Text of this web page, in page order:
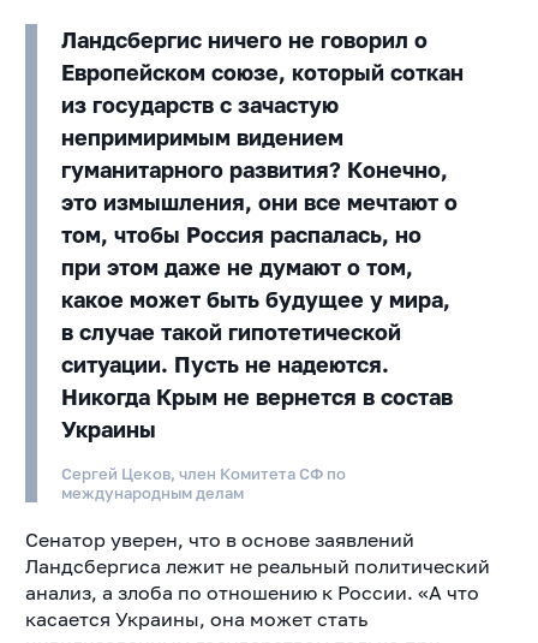
Ландсбергис ничего не говорил о
Европейском союзе, который соткан
из государств с зачастую
непримиримым видением
гуманитарного развития? Конечно,
это измышления, они все мечтают о
том, чтобы Россия распалась, но
при этом даже не думают о том,
какое может быть будущее у мира,
в случае такой гипотетической
ситуации. Пусть не надеются.
Никогда Крым не вернется в состав
Украины
Сергей Цеков, член Комитета СФ по
международным делам
Сенатор уверен, что в основе заявлений
Ландсбергиса лежит не реальный политический
анализ, а злоба по отношению к России. «А что
касается Украины, она может стать